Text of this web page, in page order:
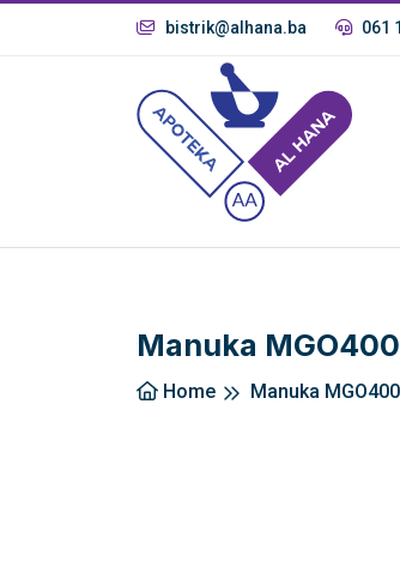
bistrik@alhana.ba 061
Manuka
Home Manuka